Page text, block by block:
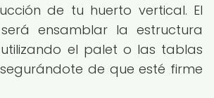
de tu huerto vertical. El
ensamblar la estructura
el palet o las tablas
de que esté firme